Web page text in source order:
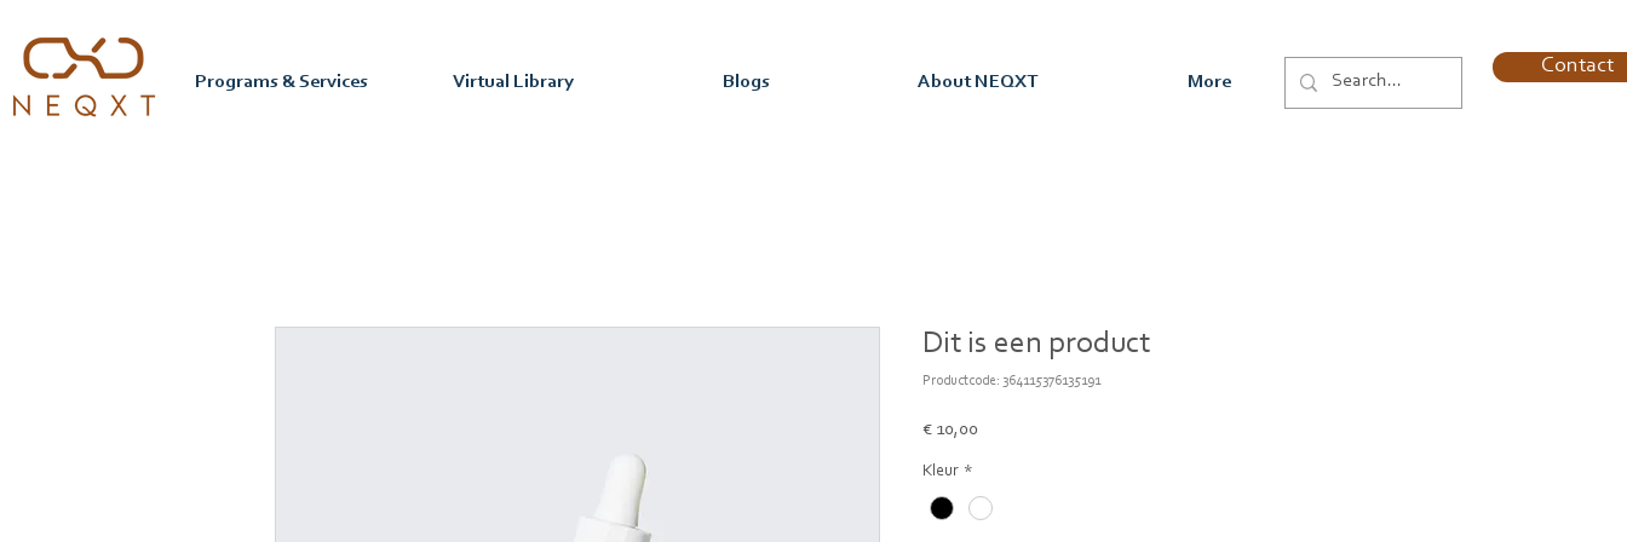
Programs & Services Virtual Library Blogs About NEQXT More
Contact
Dit is een product
Productcode: 364115376135191
€ 10,00
Kleur *